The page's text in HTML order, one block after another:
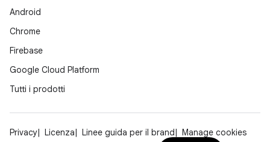
Android
Chrome
Firebase
Google Cloud Platform
Tutti i prodotti
Privacy Licenza Linee guida per il brand Manage cookies